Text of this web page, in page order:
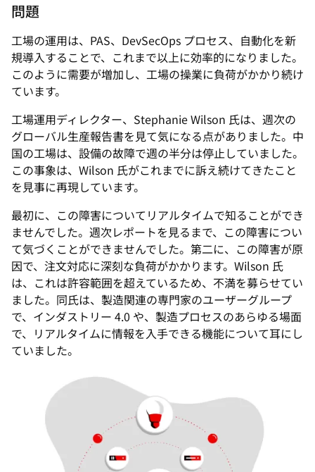
問題
工場の運用は、PAS、DevSecOps プロセス、自動化を新
規導入することで、これまで以上に効率的になりました。
このように需要が増加し、工場の操業に負荷がかかり続け
ています。
工場運用ディレクター、Stephanie Wilson 氏は、週次の
グローバル生産報告書を見て気になる点がありました。中
国の工場は、設備の故障で週の半分は停止していました。
この事象は、Wilson 氏がこれまでに訴え続けてきたこと
を見事に再現しています。
最初に、この障害についてリアルタイムで知ることができ
ませんでした。週次レポートを見るまで、この障害につい
て気づくことができませんでした。第二に、この障害が原
因で、注文対応に深刻な負荷がかかります。Wilson 氏
は、これは許容範囲を超えているため、不満を募らせてい
ました。同氏は、製造関連の専門家のユーザーグループ
で、インダストリー 4.0 や、製造プロセスのあらゆる場面
で、リアルタイムに情報を入手できる機能について耳にし
ていました。